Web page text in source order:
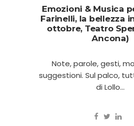
Emozioni & Musica
Farinelli, la bellezza
ottobre, Teatro
Ancona)
Note, parole, gesti,
suggestioni. Sul palco,
di Lollo...